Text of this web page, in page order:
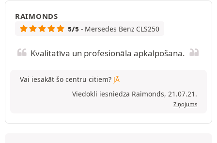
RAIMONDS
5/5 - Mersedes Benz CLS250
Kvalitatīva un profesionāla apkalpošana.
Vai iesakāt šo centru citiem? JĀ
Viedokli iesniedza Raimonds, 21.07.21.
Ziņojums